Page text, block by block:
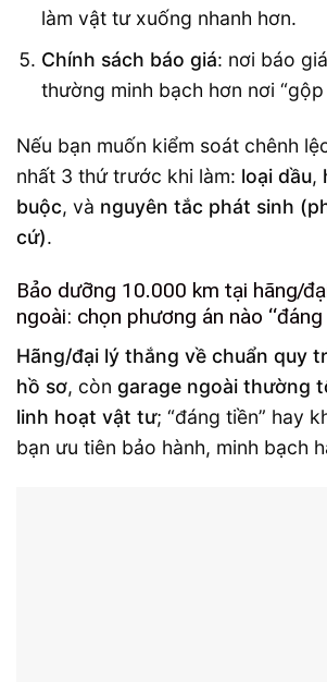
làm vật tư xuống nhanh hơn.
Chính sách báo giá: nơi báo
thường minh bạch hơn nơi “gộp
Nếu bạn muốn kiểm soát chênh
nhất 3 thứ trước khi làm: loại dầu,
buộc, và nguyên tắc phát sinh
cứ).
Bảo dưỡng 10.000 km tại hãng/
ngoài: chọn phương án nào “đáng
Hãng/đại lý thắng về chuẩn quy
hồ sơ, còn garage ngoài thường
linh hoạt vật tư; “đáng tiền” hay
bạn ưu tiên bảo hành, minh bạch